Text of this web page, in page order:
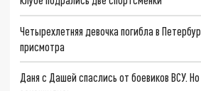
Четырехлетняя девочка погибла в
присмотра
Даня с Дашей спаслись от боевиков ВСУ.